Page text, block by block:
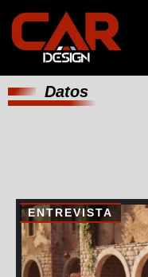
Datos
ENTREVISTA